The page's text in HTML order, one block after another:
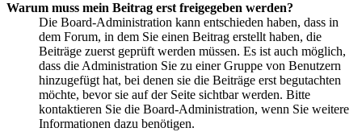
Warum muss mein Beitrag erst freigegeben werden?
Die Board-Administration kann entschieden haben, dass in
dem Forum, in dem Sie einen Beitrag erstellt haben, die
Beiträge zuerst geprüft werden müssen. Es ist auch möglich,
dass die Administration Sie zu einer Gruppe von Benutzern
hinzugefügt hat, bei denen sie die Beiträge erst begutachten
möchte, bevor sie auf der Seite sichtbar werden. Bitte
kontaktieren Sie die Board-Administration, wenn Sie weitere
Informationen dazu benötigen.